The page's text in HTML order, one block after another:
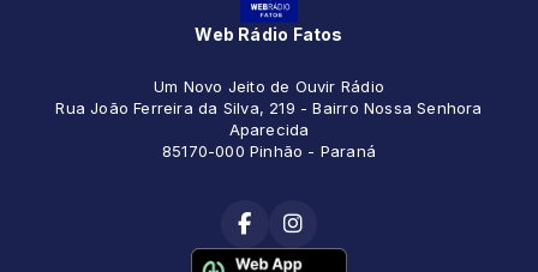
Web Rádio Fatos
Um Novo Jeito de Ouvir Rádio
Rua João Ferreira da Silva, 219 - Bairro Nossa Senhora
Aparecida
85170-000 Pinhão - Paraná